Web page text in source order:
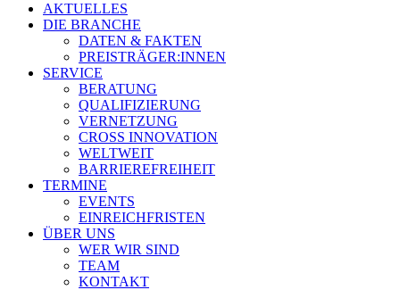
AKTUELLES
DIE BRANCHE
DATEN & FAKTEN
PREISTRÄGER:INNEN
SERVICE
BERATUNG
QUALIFIZIERUNG
VERNETZUNG
CROSS INNOVATION
WELTWEIT
BARRIEREFREIHEIT
TERMINE
EVENTS
EINREICHFRISTEN
ÜBER UNS
WER WIR SIND
TEAM
KONTAKT